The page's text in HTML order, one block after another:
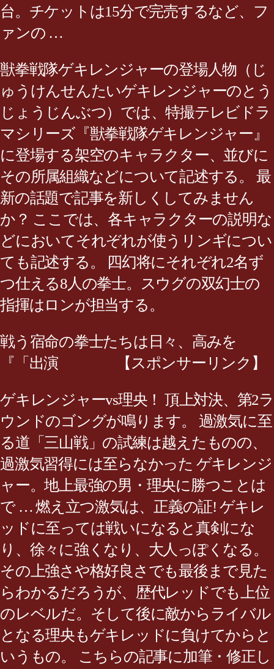
台。チケットは15分で完売するなど、フ
ァンの …
獣拳戦隊ゲキレンジャーの登場人物（じ
ゅうけんせんたいゲキレンジャーのとう
じょうじんぶつ）では、特撮テレビドラ
マシリーズ『獣拳戦隊ゲキレンジャー』
に登場する架空のキャラクター、並びに
その所属組織などについて記述する。 最
新の話題で記事を新しくしてみません
か？ ここでは、各キャラクターの説明な
どにおいてそれぞれが使うリンギについ
ても記述する。 四幻将にそれぞれ2名ず
つ仕える8人の拳士。スウグの双幻士の
指揮はロンが担当する。
戦う宿命の拳士たちは日々、高みを
『「出演 【スポンサーリンク】
ゲキレンジャーvs理央！ 頂上対決、第2ラ
ウンドのゴングが鳴ります。 過激気に至
る道「三山戦」の試練は越えたものの、
過激気習得には至らなかった ゲキレンジ
ャー。地上最強の男・理央に勝つことは
で … 燃え立つ激気は、正義の証! ゲキレ
ッドに至っては戦いになると真剣にな
り、徐々に強くなり、大人っぽくなる。
その上強さや格好良さでも最後まで見た
らわかるだろうが、歴代レッドでも上位
のレベルだ。そして後に敵からライバル
となる理央もゲキレッドに負けてからと
いうもの。 こちらの記事に加筆・修正し